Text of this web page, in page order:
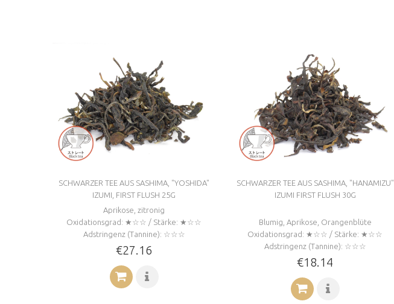
SCHWARZER TEE AUS SASHIMA, "YOSHIDA"
IZUMI, FIRST FLUSH 25G
Aprikose, zitronig
Oxidationsgrad: ★☆☆ / Stärke: ★☆☆
Adstringenz (Tannine): ☆☆☆
€27.16
SCHWARZER TEE AUS SASHIMA, "HANAMIZU"
IZUMI FIRST FLUSH 30G
Blumig, Aprikose, Orangenblüte
Oxidationsgrad: ★☆☆ / Stärke: ★☆☆
Adstringenz (Tannine): ☆☆☆
€18.14